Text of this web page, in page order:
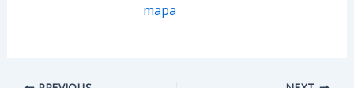
mapa